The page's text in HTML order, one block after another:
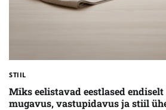
STIIL
Miks eelistavad eestlased
mugavus, vastupidavus ja stiil